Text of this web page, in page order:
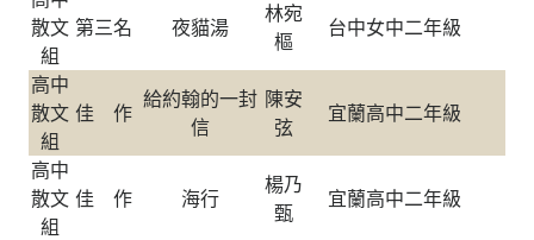
散文
組
第三名 夜貓湯
林宛
樞
台中女中二年級
高中
散文
組
佳 作
給約翰的一封
信
陳安
弦
宜蘭高中二年級
高中
散文
組
佳 作 海行
楊乃
甄
宜蘭高中二年級